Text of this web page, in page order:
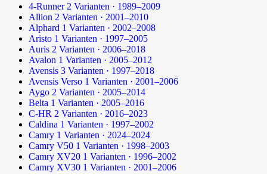
4-Runner 2 Varianten · 1989–2009
Allion 2 Varianten · 2001–2010
Alphard 1 Varianten · 2002–2008
Aristo 1 Varianten · 1997–2005
Auris 2 Varianten · 2006–2018
Avalon 1 Varianten · 2005–2012
Avensis 3 Varianten · 1997–2018
Avensis Verso 1 Varianten · 2001–2006
Aygo 2 Varianten · 2005–2014
Belta 1 Varianten · 2005–2016
C-HR 2 Varianten · 2016–2023
Caldina 1 Varianten · 1997–2002
Camry 1 Varianten · 2024–2024
Camry V50 1 Varianten · 1998–2003
Camry XV20 1 Varianten · 1996–2002
Camry XV30 1 Varianten · 2001–2006